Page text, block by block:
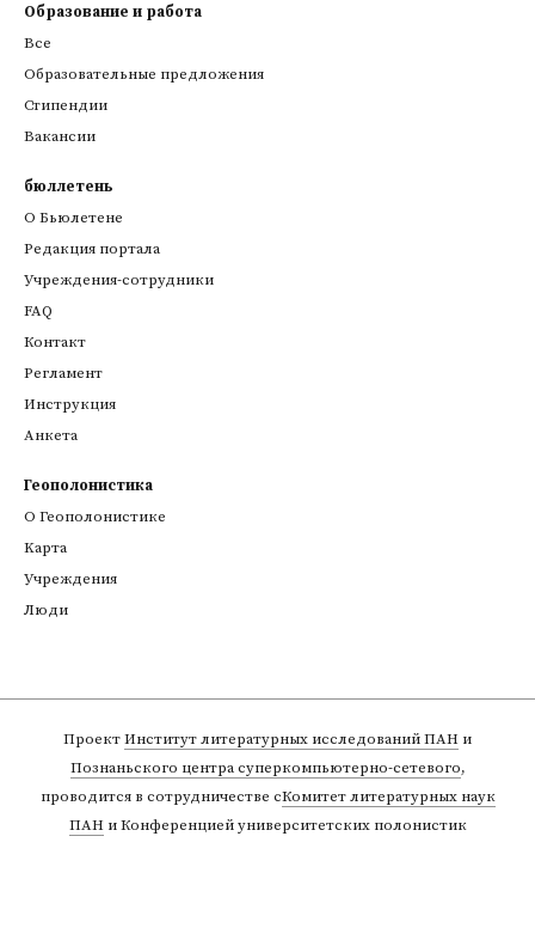
Образование и работа
Все
Образовательные предложения
Стипендии
Вакансии
бюллетень
О Бьюлетене
Редакция портала
Учреждения-сотрудники
FAQ
Контакт
Регламент
Инструкция
Анкета
Геополонистика
О Геополонистике
Kарта
Учреждения
Люди
ПроектИнститут литературных исследований ПАН и
Познаньского центра суперкомпьютерно-сетевого,
проводится в сотрудничестве сКомитет литературных наук
ПАНи Конференцией университетских полонистик